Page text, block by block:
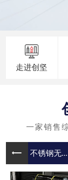
走进创坚
不锈钢无...